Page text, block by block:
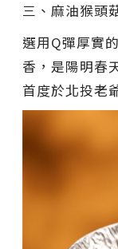
三、麻油猴頭
選用Q彈厚實
香，是陽明春
首度於北投老